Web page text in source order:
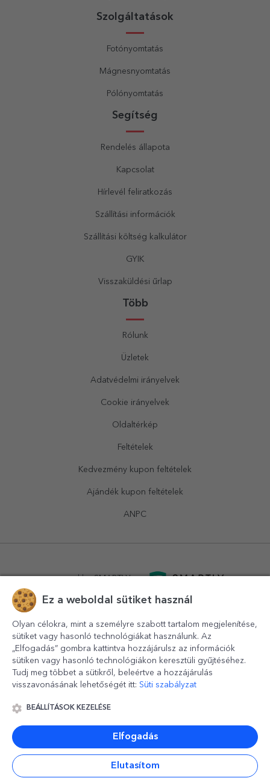
Szolgáltatások
Fotónyomtatás
Mágnesnyomtatás
Pólónyomtatás
Segítség
Rendelés állapota
Kapcsolat
Hírlevél feliratkozás
Szállítási információk
Szállítási költség kalkulátor
GYIK
Visszaküldési űrlap
Több
Rólunk
Üzletek
Adatvédelmi irányelvek
Cookie irányelvek
Oldaltérkép
Feltételek
Kedvezmény kupon feltételek
Ajándék kupon feltételek
ANPC
powered bySMARTLY.ro
© 2016-2026 StarGift
contact@stargift.hu
www.stargift.hu
Ez a weboldal sütiket használ
Olyan célokra, mint a személyre szabott tartalom megjelenítése,
sütiket vagy hasonló technológiákat használunk. Az
„Elfogadás” gombra kattintva hozzájárulsz az információk
sütiken vagy hasonló technológiákon keresztüli gyűjtéséhez.
Tudj meg többet a sütikről, beleértve a hozzájárulás
visszavonásának lehetőségét itt: Süti szabályzat
BEÁLLÍTÁSOK KEZELÉSE
Elfogadás
Elutasítom